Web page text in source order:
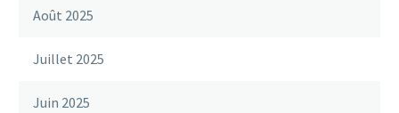
Août 2025
Juillet 2025
Juin 2025